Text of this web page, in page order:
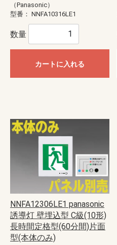
（Panasonic）
型番： NNFA10316LE1
数量
カートに入れる
NNFA12306LE1 panasonic
誘導灯 壁埋込型 C級(10形)
長時間定格型(60分間)片面
型(本体のみ)